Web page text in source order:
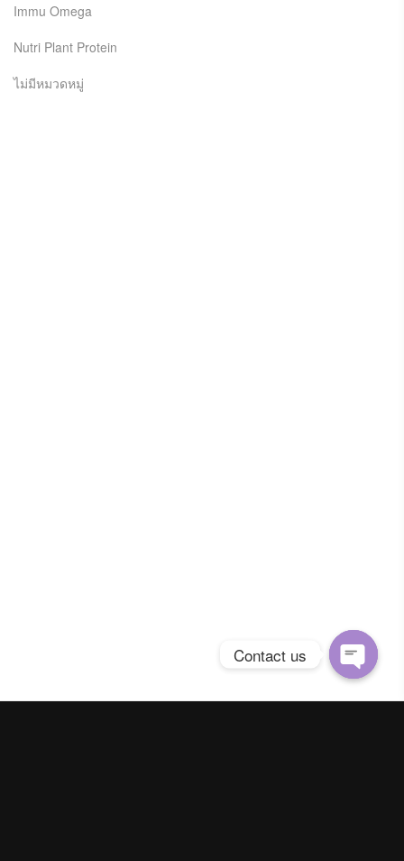
Immu Omega
Nutri Plant Protein
ไม่มีหมวดหมู่
Contact us